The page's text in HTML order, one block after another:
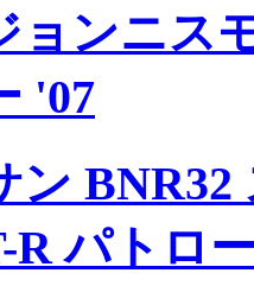
ョンニス
'07
ン BNR32
R パトロ